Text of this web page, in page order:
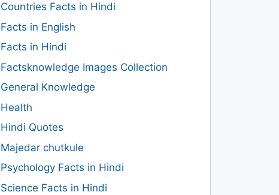
Countries Facts in Hindi
Facts in English
Facts in Hindi
Factsknowledge Images Collection
General Knowledge
Health
Hindi Quotes
Majedar chutkule
Psychology Facts in Hindi
Science Facts in Hindi